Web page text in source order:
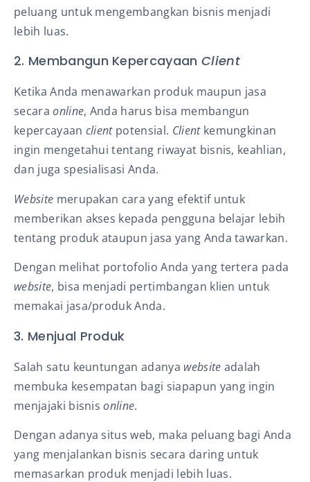
peluang untuk mengembangkan bisnis menjadi
lebih luas.
2. Membangun Kepercayaan Client
Ketika Anda menawarkan produk maupun jasa
secaraonline, Anda harus bisa membangun
kepercayaan client potensial. Client kemungkinan
ingin mengetahui tentang riwayat bisnis, keahlian,
dan juga spesialisasi Anda.
Website merupakan cara yang efektif untuk
memberikan akses kepada pengguna belajar lebih
tentang produk ataupun jasa yang Anda tawarkan.
Dengan melihat portofolio Anda yang tertera pada
website, bisa menjadi pertimbangan klien untuk
memakai jasa/produk Anda.
3. Menjual Produk
Salah satu keuntungan adanya website adalah
membuka kesempatan bagi siapapun yang ingin
menjajaki bisnisonline.
Dengan adanya situs web, maka peluang bagi Anda
yang menjalankan bisnis secara daring untuk
memasarkan produk menjadi lebih luas.